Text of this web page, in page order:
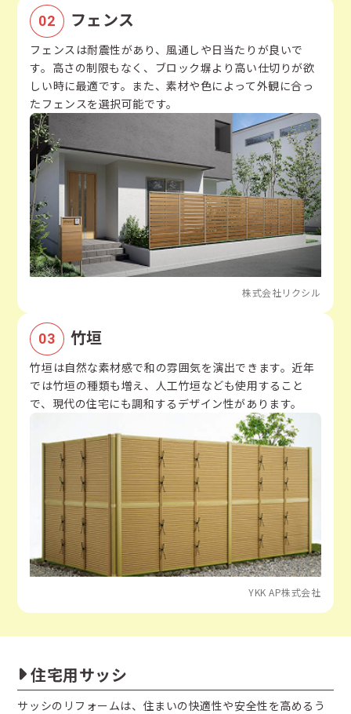
フェンス
フェンスは耐震性があり、風通しや日当たりが良いで
す。高さの制限もなく、ブロック塀より高い仕切りが欲
しい時に最適です。また、素材や色によって外観に合っ
たフェンスを選択可能です。
株式会社リクシル
竹垣
竹垣は自然な素材感で和の雰囲気を演出できます。近年
では竹垣の種類も増え、人工竹垣なども使用すること
で、現代の住宅にも調和するデザイン性があります。
YKK AP株式会社
住宅用サッシ
サッシのリフォームは、住まいの快適性や安全性を高めるう